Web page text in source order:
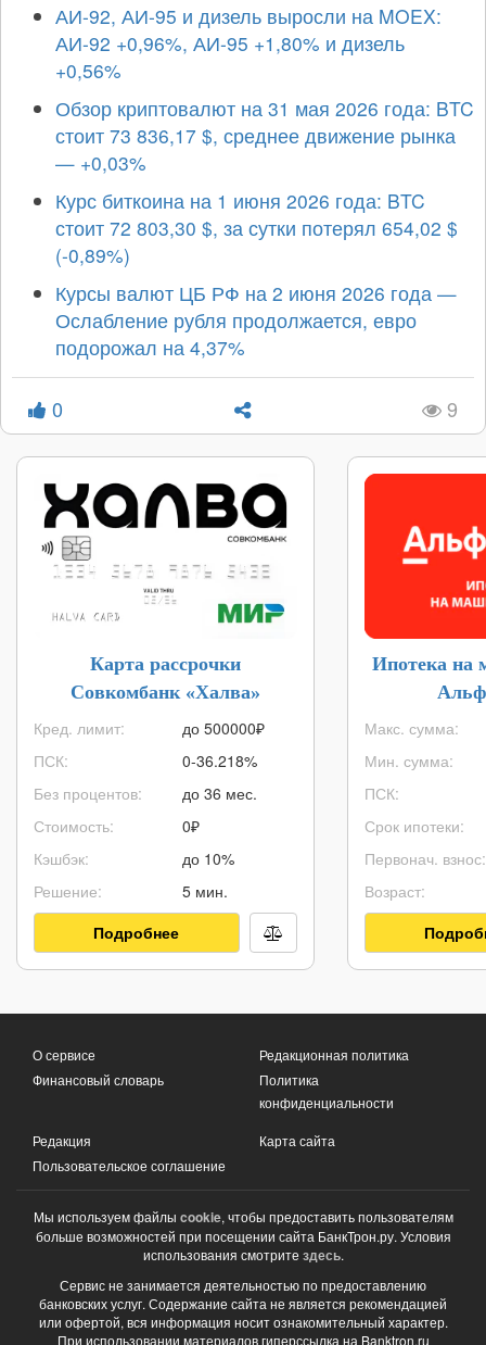
АИ-92, АИ-95 и дизель выросли на MOEX:
АИ-92 +0,96%, АИ-95 +1,80% и дизель
+0,56%
Обзор криптовалют на 31 мая 2026 года: BTC
стоит 73 836,17 $, среднее движение рынка
— +0,03%
Курс биткоина на 1 июня 2026 года: BTC
стоит 72 803,30 $, за сутки потерял 654,02 $
(-0,89%)
Курсы валют ЦБ РФ на 2 июня 2026 года —
Ослабление рубля продолжается, евро
подорожал на 4,37%
0 9
Карта рассрочки
Совкомбанк «Халва»
Кред. лимит:
ПСК:
Без процентов:
Стоимость:
Кэшбэк:
Решение:
до 500000₽
0-36.218%
до 36 мес.
0₽
до 10%
5 мин.
Подробнее
Ипотека на
Макс. сумма:
Мин. сумма:
ПСК:
Срок ипотеки:
Первонач. взнос:
Возраст:
О сервисе
Финансовый словарь
Редакционная политика
Политика
конфиденциальности
Редакция
Пользовательское соглашение
Карта сайта
Мы используем файлы cookie, чтобы предоставить пользователям
больше возможностей при посещении сайта БанкТрон.ру. Условия
использования смотрите здесь.
Сервис не занимается деятельностью по предоставлению
банковских услуг. Содержание сайта не является рекомендацией
или офертой, вся информация носит ознакомительный характер.
При использовании материалов гиперссылка на Banktron.ru